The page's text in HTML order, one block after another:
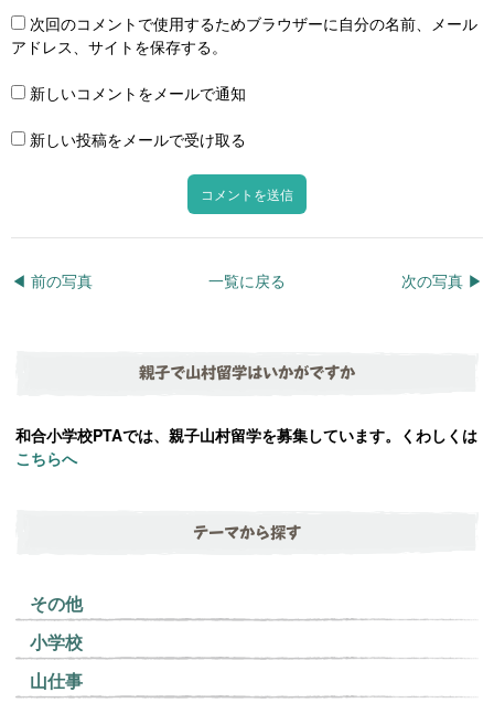
次回のコメントで使用するためブラウザーに自分の名前、メール
アドレス、サイトを保存する。
新しいコメントをメールで通知
新しい投稿をメールで受け取る
◀︎ 前の写真 次の写真 ▶︎
一覧に戻る
親子で山村留学はいかがですか
和合小学校PTAでは、親子山村留学を募集しています。くわしくは
こちらへ
テーマから探す
その他
小学校
山仕事